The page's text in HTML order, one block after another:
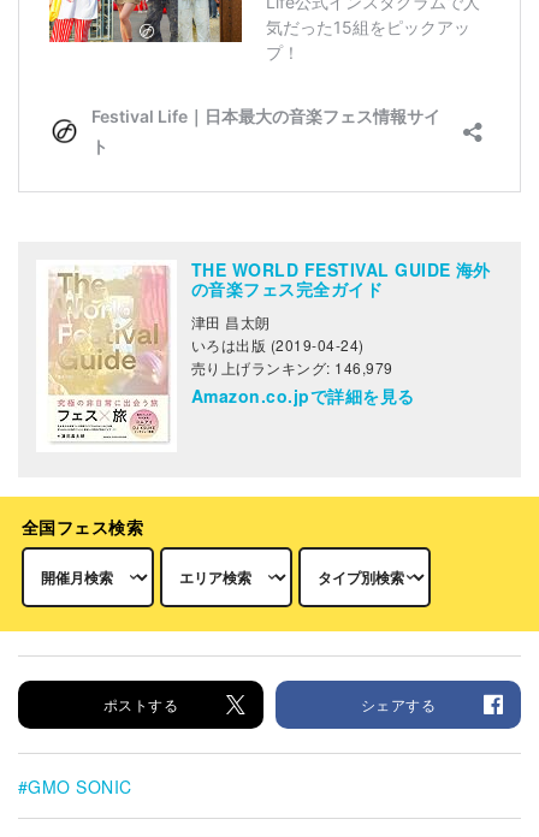
THE WORLD FESTIVAL GUIDE 海外
の音楽フェス完全ガイド
津田 昌太朗
いろは出版 (2019-04-24)
売り上げランキング: 146,979
Amazon.co.jpで詳細を見る
全国フェス検索
ポストする シェアする
GMO SONIC